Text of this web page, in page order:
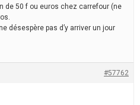
de 50 f ou euros chez carrefour (ne
désespère pas d’y arriver un jour
#57762